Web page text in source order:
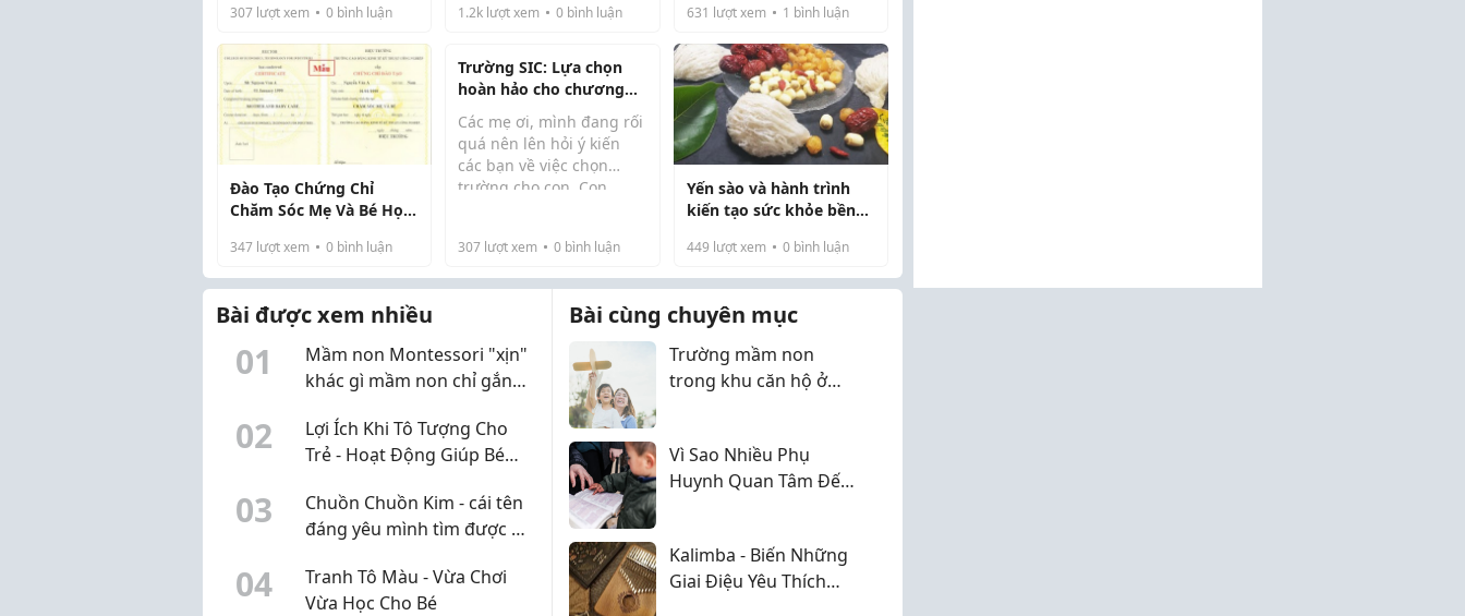
so với các chương trình
trung học khác. Trên thực
tế, IGCSE không...
307 lượt xem 0 bình luận
mình đang ở tuổi cấp 3.
đang trải qua những nỗi
lo lắng giống như mình:
lựa...
1.2k lượt xem 0 bình luận 631 lượt xem 1 bình luận
Đào Tạo Chứng Chỉ
Chăm Sóc Mẹ Và Bé Học
347 lượt xem 0 bình luận
Trường SIC: Lựa chọn
hoàn hảo cho chương
trình THPT Úc tại Việt
Nam với lộ trình vào đại
học quốc tế
Các mẹ ơi, mình đang rối
quá nên lên hỏi ý kiến
các bạn về việc chọn
trường cho con. Con
mình đang phân vân
không biết lựa chọn
trường nào phù hợp. Bây
307 lượt xem 0 bình luận
Yến sào và hành trình
kiến tạo sức khỏe bền
lai
449 lượt xem 0bình luận
Bài được xem nhiều
01
Mầm non Montessori "xịn"
khác gì mầm non chỉ gắn
02
Lợi Ích Khi Tô Tượng Cho
Trẻ - Hoạt Động Giúp Bé
03
Chuồn Chuồn Kim - cái tên
đáng yêu mình tìm được ở
04
Tranh Tô Màu - Vừa Chơi
Vừa Học Cho Bé
Bài cùng chuyên mục
Trường mầm non
trong khu căn hộ ở
Vì Sao Nhiều Phụ
Huynh Quan Tâm Đến
Kalimba - Biến Những
Giai Điệu Yêu Thích